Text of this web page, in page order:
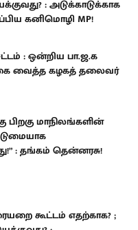
: அடுக்காடுக்காக
கனிமொழி MP!
: ஒன்றிய பா.ஜ.க
வைத்த கழகத் தலைவர்
பிறகு மாநிலங்களின்
: தங்கம் தென்னரசு!
கூட்டம் எதற்காக? ;